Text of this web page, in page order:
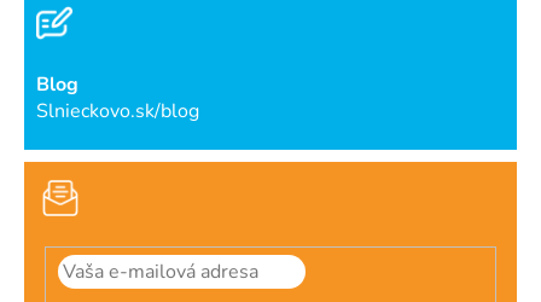
Blog
Slnieckovo.sk/blog